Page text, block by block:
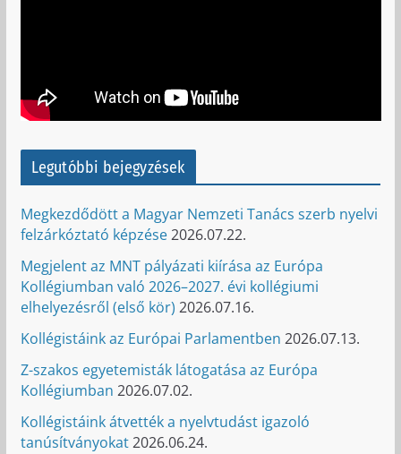
Legutóbbi bejegyzések
Megkezdődött a Magyar Nemzeti Tanács szerb nyelvi
felzárkóztató képzése2026.07.22.
Megjelent az MNT pályázati kiírása az Európa
Kollégiumban való 2026–2027. évi kollégiumi
elhelyezésről (első kör) 2026.07.16.
Kollégistáink az Európai Parlamentben 2026.07.13.
Z-szakos egyetemisták látogatása az Európa
Kollégiumban 2026.07.02.
Kollégistáink átvették a nyelvtudást igazoló
tanúsítványokat2026.06.24.